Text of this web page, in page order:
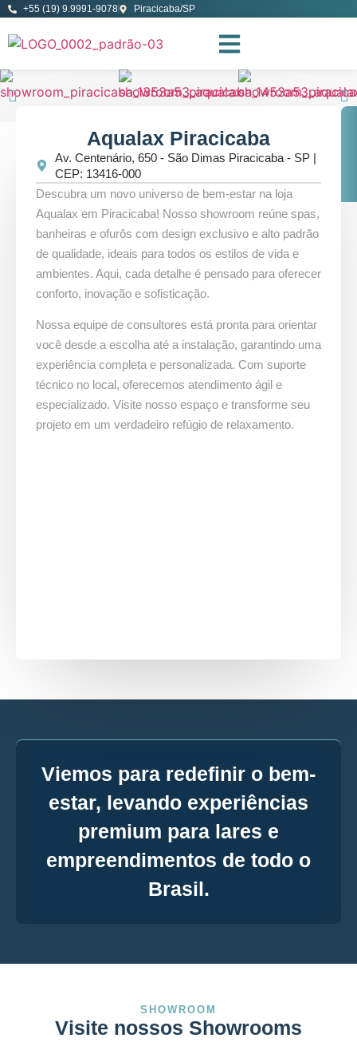
+55 (19) 9.9991-9078 Piracicaba/SP
Aqualax Piracicaba
Av. Centenário, 650 - São Dimas Piracicaba - SP |
CEP: 13416-000
Descubra um novo universo de bem-estar na loja
Aqualax em Piracicaba! Nosso showroom reúne spas,
banheiras e ofurôs com design exclusivo e alto padrão
de qualidade, ideais para todos os estilos de vida e
ambientes. Aqui, cada detalhe é pensado para oferecer
conforto, inovação e sofisticação.
Nossa equipe de consultores está pronta para orientar
você desde a escolha até a instalação, garantindo uma
experiência completa e personalizada. Com suporte
técnico no local, oferecemos atendimento ágil e
especializado. Visite nosso espaço e transforme seu
projeto em um verdadeiro refúgio de relaxamento.
Viemos para redefinir o bem-
estar, levando experiências
premium para lares e
empreendimentos de todo o
Brasil.
SHOWROOM
Visite nossos Showrooms